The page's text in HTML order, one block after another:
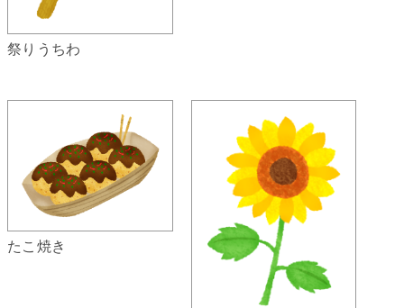
祭りうちわ
たこ焼き